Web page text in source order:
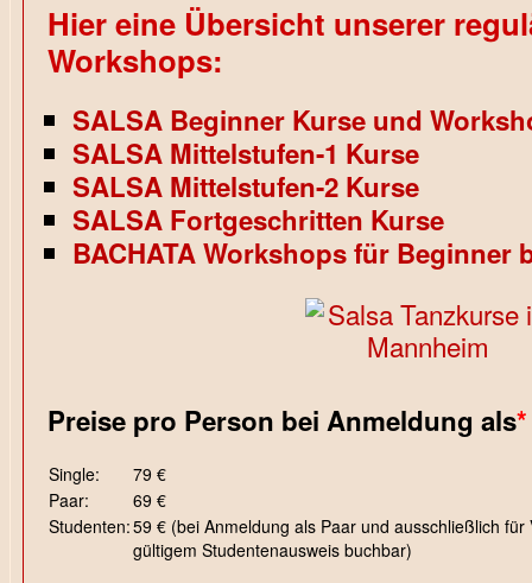
Hier eine Übersicht unserer
Workshops:
SALSA Beginner Kurse und
SALSA Mittelstufen-1 Kurse
SALSA Mittelstufen-2 Kurse
SALSA Fortgeschritten Kurse
BACHATA Workshops für Beginner
Preise pro Person bei Anmeldung als*
Single:
79 €
Paar:
69 €
Studenten:59 € (bei Anmeldung als Paar und ausschließlich
gültigem Studentenausweis buchbar)